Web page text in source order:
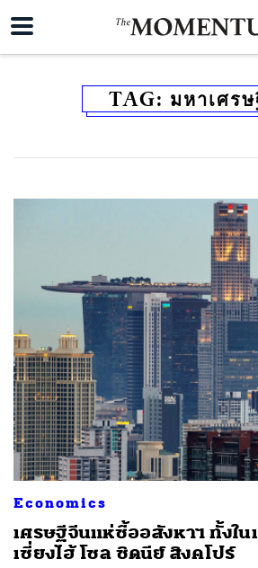
TAG: มหาเศร
Economics
เศรษฐีจีนแห่ซื้ออสังหาฯ ทั้งใน
เซี่ยงไฮ้ โซล ซิดนีย์ สิงคโปร์